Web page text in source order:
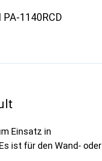
1140RCD
Einsatz in
ist für den Wand- oder